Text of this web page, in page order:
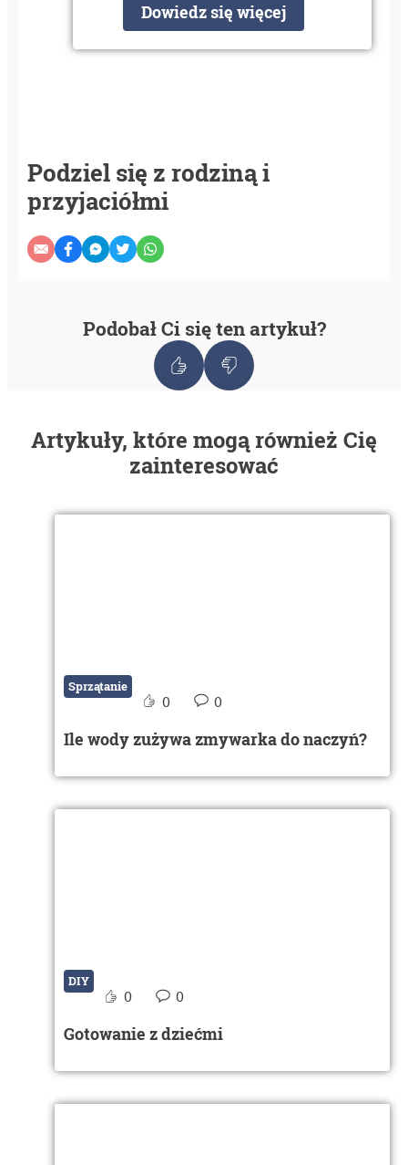
Dowiedz się więcej
Podziel się z rodziną i
przyjaciółmi
Podobał Ci się ten artykuł?
Artykuły, które mogą również Cię
zainteresować
Sprzątanie
0 0
Ile wody zużywa zmywarka do naczyń?
DIY
0 0
Gotowanie z dziećmi